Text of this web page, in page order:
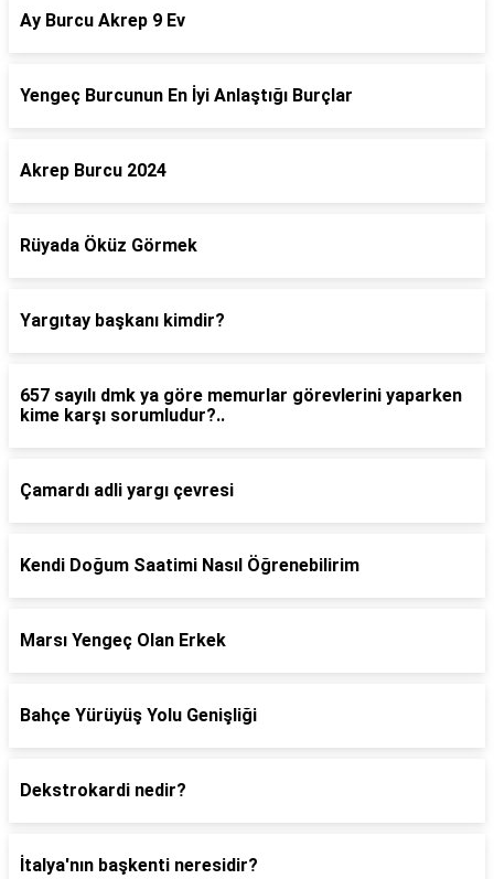
Ay Burcu Akrep 9 Ev
Yengeç Burcunun En İyi Anlaştığı Burçlar
Akrep Burcu 2024
Rüyada Öküz Görmek
Yargıtay başkanı kimdir?
657 sayılı dmk ya göre memurlar görevlerini yaparken
kime karşı sorumludur?..
Çamardı adli yargı çevresi
Kendi Doğum Saatimi Nasıl Öğrenebilirim
Marsı Yengeç Olan Erkek
Bahçe Yürüyüş Yolu Genişliği
Dekstrokardi nedir?
İtalya'nın başkenti neresidir?